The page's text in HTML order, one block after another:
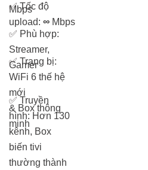
Mbps
✅Tốc độ
upload: ∞ Mbps
✅ Phù hợp:
Streamer,
Gamer
✅Trang bị:
WiFi 6 thế hệ
mới
& Box thông
minh
✅ Truyền
hình: Hơn 130
kênh, Box
biến tivi
thường thành